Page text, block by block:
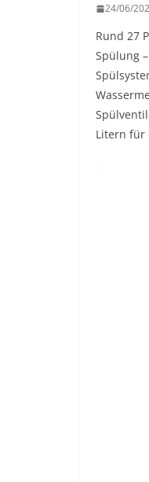
24/06/
Rund 27
Spülung
Litern für